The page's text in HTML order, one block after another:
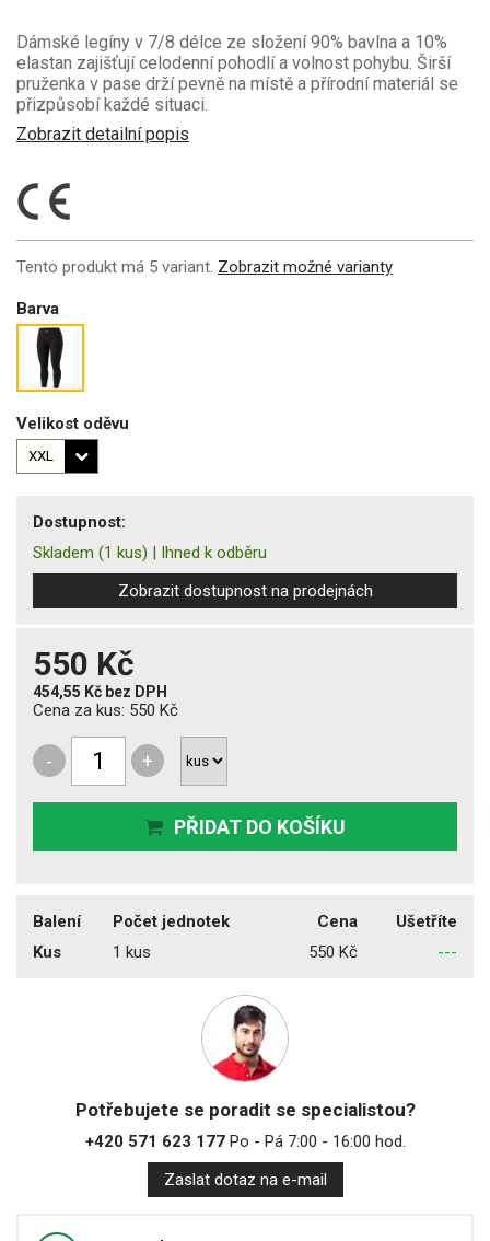
Dámské legíny v 7/8 délce ze složení 90% bavlna a 10%
elastan zajišťují celodenní pohodlí a volnost pohybu. Širší
pruženka v pase drží pevně na místě a přírodní materiál se
přizpůsobí každé situaci.
Zobrazit detailní popis
Tento produkt má 5 variant. Zobrazit možné varianty
Barva
Velikost oděvu
Dostupnost:
Skladem (1 kus) | Ihned k odběru
Zobrazit dostupnost na prodejnách
550 Kč
454,55 Kč bez DPH
Cena za kus: 550 Kč
- +
PŘIDAT DO KOŠÍKU
Balení Počet jednotek Cena
Ušetříte
Kus
1 kus 550 Kč ---
Potřebujete se poradit se specialistou?
+420 571 623 177Po - Pá 7:00 - 16:00 hod.
Zaslat dotaz na e-mail